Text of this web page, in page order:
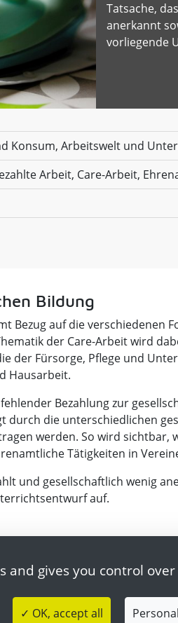
Tatsache,
anerkannt
vorliegende
Konsum, Arbeitswelt und
Arbeit, Care-Arbeit,
Bildung
Bezug auf die verschiedenen
der Care-Arbeit wird
der Fürsorge, Pflege und
Hausarbeit.
Bezahlung zur
durch die unterschiedlichen
werden. So wird
Tätigkeiten in
und gesellschaftlich wenig
auf.
außerhalb des Haushalts
analysieren
Funktion im sozialen
and gives you control
✓ OK, accept all